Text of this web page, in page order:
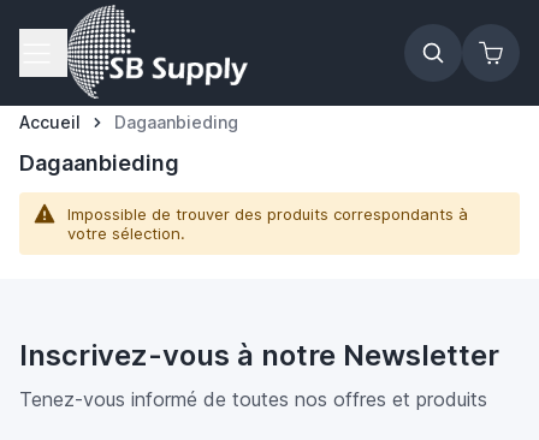
Allez au contenu
Accueil Dagaanbieding
Dagaanbieding
Impossible de trouver des produits correspondants à
votre sélection.
Inscrivez-vous à notre Newsletter
Tenez-vous informé de toutes nos offres et produits